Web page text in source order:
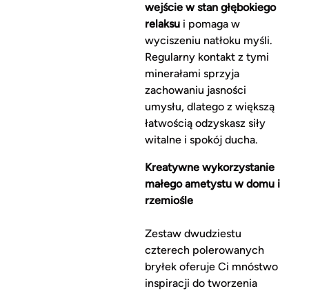
wejście w stan głębokiego
relaksui pomaga w
wyciszeniu natłoku myśli.
Regularny kontakt z tymi
minerałami sprzyja
zachowaniu jasności
umysłu, dlatego z większą
łatwością odzyskasz siły
witalne i spokój ducha.
Kreatywne wykorzystanie
małego ametystu w domu i
rzemiośle
Zestaw dwudziestu
czterech polerowanych
bryłek oferuje Ci mnóstwo
inspiracji do tworzenia